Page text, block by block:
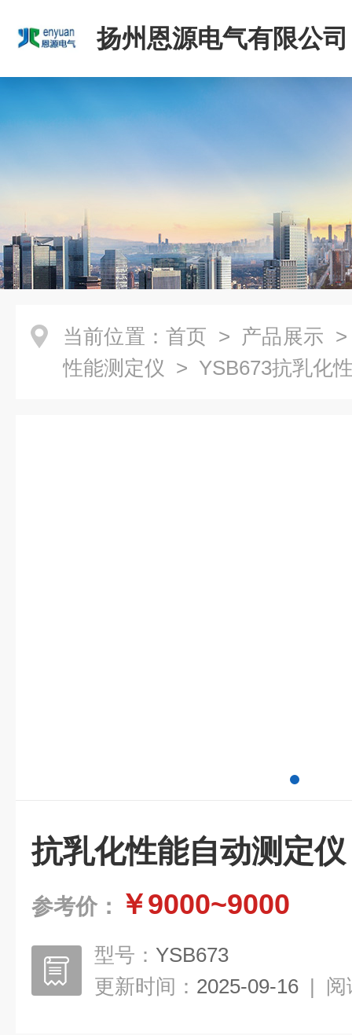
扬州恩源电气有限公司
当前位置： 首页 > 产品展示
性能测定仪 > YSB673抗乳化
抗乳化性能自动测定仪
参考价： ￥9000~9000
型号： YSB673
更新时间： 2025-09-16 | 阅